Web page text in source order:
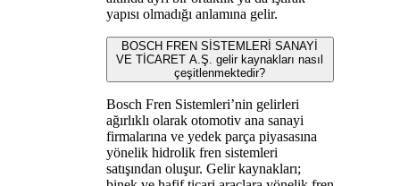
yapısı olmadığı anlamına gelir.
BOSCH FREN SİSTEMLERİ SANAYİ
VE TİCARET A.Ş. gelir kaynakları nasıl
çeşitlenmektedir?
Bosch Fren Sistemleri’nin gelirleri
ağırlıklı olarak otomotiv ana sanayi
firmalarına ve yedek parça piyasasına
yönelik hidrolik fren sistemleri
satışından oluşur. Gelir kaynakları;